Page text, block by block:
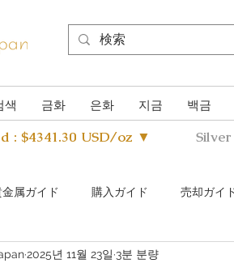
색 금화 은화 지금 백금
: $4341.30 USD/oz ▼
金属ガイド 購入ガイド 売却ガイ
Metals Guide Q&A
2025년 11월 23일 3분 분량